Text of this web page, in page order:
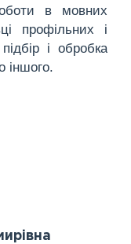
в мовних
профільних і
і обробка
іншого.